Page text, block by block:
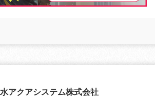
アクアシステム株式会社